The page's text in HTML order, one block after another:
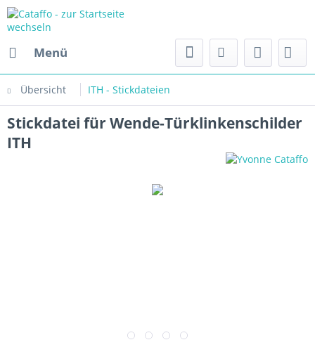
Menü
Übersicht ITH - Stickdateien
Stickdatei für Wende-Türklinkenschilder
ITH